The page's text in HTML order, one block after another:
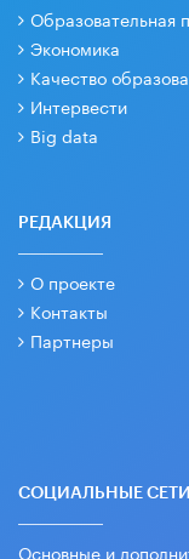
Образовательная
Экономика
Качество
Интервести
Big data
РЕДАКЦИЯ
О проекте
Контакты
Партнеры
СОЦИАЛЬНЫЕ СЕТИ
Основные и